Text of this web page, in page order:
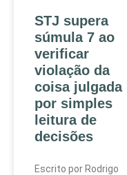
STJ supera
súmula 7 ao
verificar
violação da
coisa julgada
por simples
leitura de
decisões
Escrito por Rodrigo